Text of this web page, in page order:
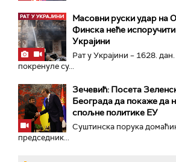
Масовни руски удар на
Финска неће
Украјини
Рат у Украјини – 1628.
покренуле су...
Зечевић: Посета
Београда да покаже да
спољне политике ЕУ
Суштинска порука
председник...